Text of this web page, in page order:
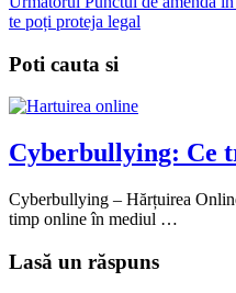
te poți proteja legal
Poti cauta si
Cyberbullying: Ce
Cyberbullying – Hărțuirea
timp online în mediul …
Lasă un răspuns